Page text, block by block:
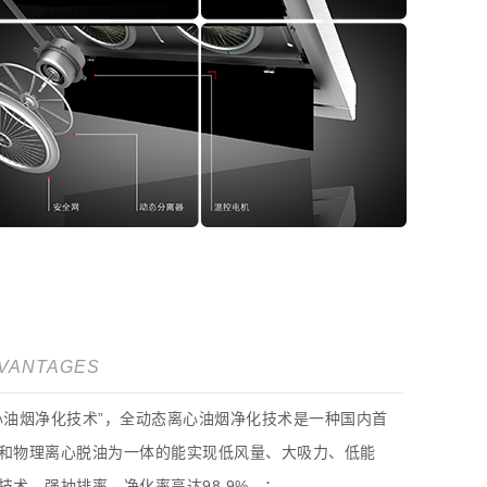
烟净化技术”，全动态离心油烟净化技术是一种国内首
物理离心脱油为一体的能实现低风量、大吸力、低能